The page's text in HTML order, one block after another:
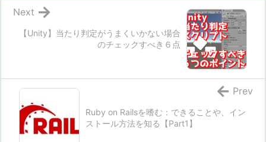
【Unity】当たり判定がうまくいかない場合
のチェックすべき６点
Next
Ruby on Railsを嗜む：できることや、イン
ストール方法を知る【Part1】
Prev